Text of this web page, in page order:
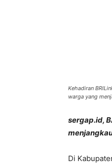
Kehadiran
warga yang
sergap.id,
Di